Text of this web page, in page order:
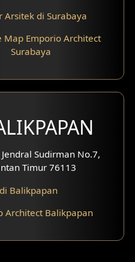
Arsitek di Surabaya
Map Emporio Architect
Surabaya
Sudirman No.7,
Timur 76113
Balikpapan
Architect Balikpapan